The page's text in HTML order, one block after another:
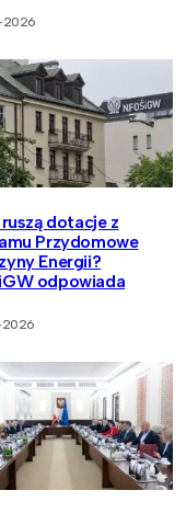
dotacje z
Przydomowe
Energii?
odpowiada